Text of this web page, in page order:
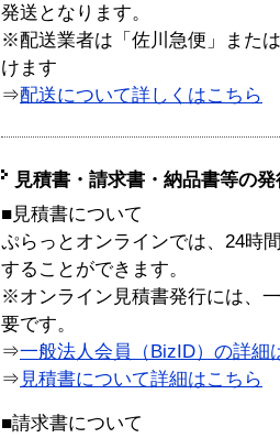
発送となります。
※配送業者は「佐川急便」また
けます
⇒配送について詳しくはこちら
見積書・請求書・納品書等の
■見積書について
ぷらっとオンラインでは、24時
することができます。
※オンライン見積書発行には、
要です。
⇒一般法人会員（BizID）の詳細
⇒ 見積書について詳細はこちら
■請求書について